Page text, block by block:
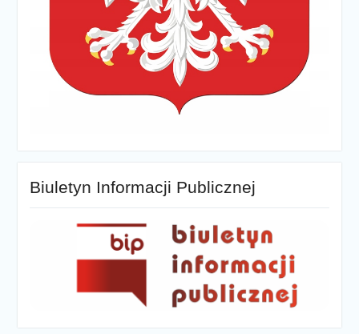
Biuletyn Informacji Publicznej